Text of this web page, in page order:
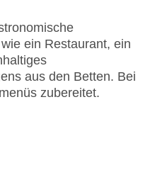
10
249
Mastercard,
ein Restaurant, ein
aus den Betten. Bei
zubereitet.